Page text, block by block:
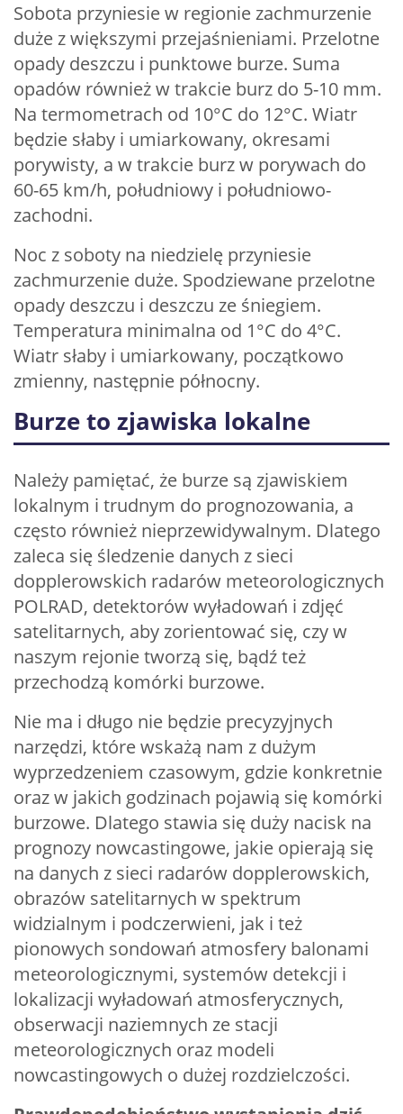
Sobota przyniesie w regionie zachmurzenie
duże z większymi przejaśnieniami. Przelotne
opady deszczu i punktowe burze. Suma
opadów również w trakcie burz do 5-10 mm.
Na termometrach od 10°C do 12°C. Wiatr
będzie słaby i umiarkowany, okresami
porywisty, a w trakcie burz w porywach do
60-65 km/h, południowy i południowo-
zachodni.
Noc z soboty na niedzielę przyniesie
zachmurzenie duże. Spodziewane przelotne
opady deszczu i deszczu ze śniegiem.
Temperatura minimalna od 1°C do 4°C.
Wiatr słaby i umiarkowany, początkowo
zmienny, następnie północny.
Burze to zjawiska lokalne
Należy pamiętać, że burze są zjawiskiem
lokalnym i trudnym do prognozowania, a
często również nieprzewidywalnym. Dlatego
zaleca się śledzenie danych z sieci
dopplerowskich radarów meteorologicznych
POLRAD, detektorów wyładowań i zdjęć
satelitarnych, aby zorientować się, czy w
naszym rejonie tworzą się, bądź też
przechodzą komórki burzowe.
Nie ma i długo nie będzie precyzyjnych
narzędzi, które wskażą nam z dużym
wyprzedzeniem czasowym, gdzie konkretnie
oraz w jakich godzinach pojawią się komórki
burzowe. Dlatego stawia się duży nacisk na
prognozy nowcastingowe, jakie opierają się
na danych z sieci radarów dopplerowskich,
obrazów satelitarnych w spektrum
widzialnym i podczerwieni, jak i też
pionowych sondowań atmosfery balonami
meteorologicznymi, systemów detekcji i
lokalizacji wyładowań atmosferycznych,
obserwacji naziemnych ze stacji
meteorologicznych oraz modeli
nowcastingowych o dużej rozdzielczości.